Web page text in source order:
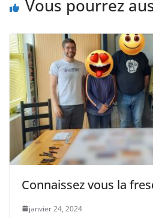
Vous pourrez
Connaissez vous la
janvier 24, 2024